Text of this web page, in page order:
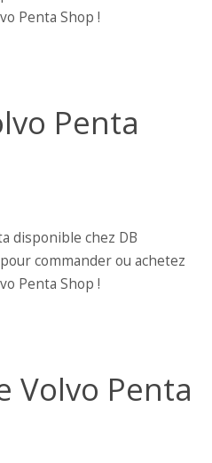
Penta Shop !
Penta
disponible chez DB
commander ou achetez
Penta Shop !
Volvo Penta